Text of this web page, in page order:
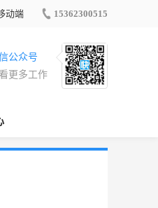
动端 15362300515
公众号
更多工作